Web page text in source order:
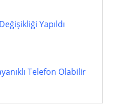
Yapıldı
Telefon Olabilir